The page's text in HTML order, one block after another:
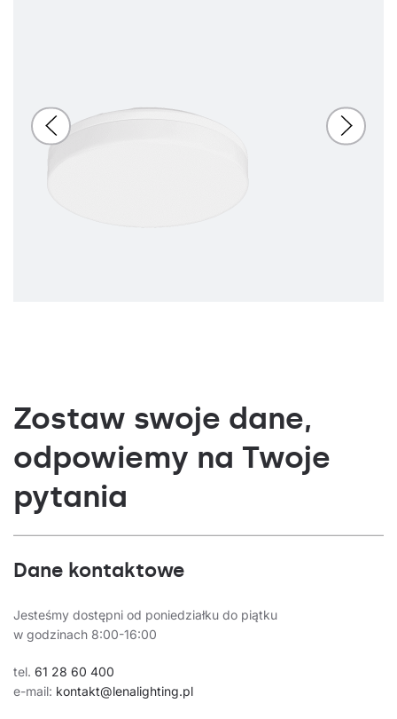
Zostaw swoje dane,
odpowiemy na Twoje
pytania
Dane kontaktowe
Jesteśmy dostępni od poniedziałku do piątku
w godzinach 8:00-16:00
tel. 61 28 60 400
e-mail: kontakt@lenalighting.pl